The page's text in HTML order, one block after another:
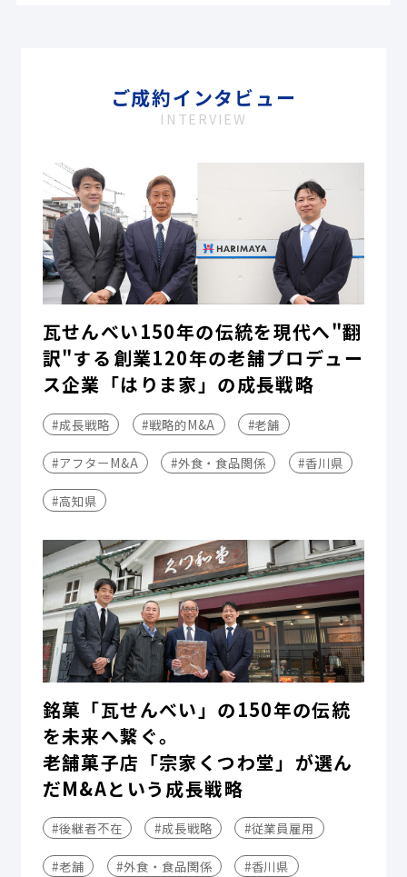
ご成約インタビュー
INTERVIEW
瓦せんべい150年の伝統を現代へ"翻
訳"する――創業120年の老舗プロデュー
ス企業「はりま家」の成長戦略
#成長戦略 #戦略的M&A #老舗
#アフターM&A #外食・食品関係 #香川県
#高知県
銘菓「瓦せんべい」の150年の伝統
を未来へ繋ぐ。
老舗菓子店「宗家くつわ堂」が選ん
だM&Aという成長戦略
#後継者不在 #成長戦略 #従業員雇用
#老舗 #外食・食品関係 #香川県